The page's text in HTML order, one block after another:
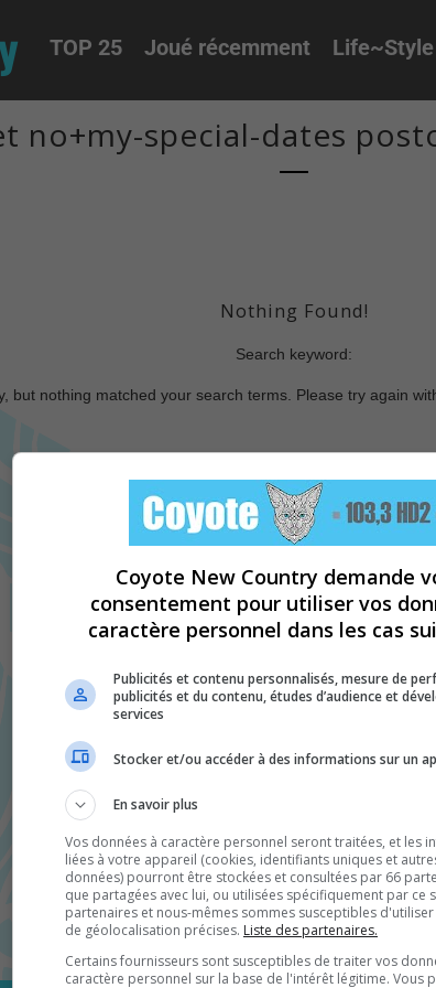
TOP 25 Joué récemment
no+my-special-dates
Nothing Found!
Search keyword:
but nothing matched your search terms. Please try again
Coyote New Country demande
consentement pour utiliser vos
caractère personnel dans les cas
Publicités et contenu personnalisés, mesure de
publicités et du contenu, études d’audience et
services
Stocker et/ou accéder à des informations sur un
En savoir plus
Vos données à caractère personnel seront traitées, et les
liées à votre appareil (cookies, identifiants uniques et
données) pourront être stockées et consultées par 66
que partagées avec lui, ou utilisées spécifiquement par ce
partenaires et nous-mêmes sommes susceptibles
de géolocalisation précises. Liste des partenaires.
Certains fournisseurs sont susceptibles de traiter vos
caractère personnel sur la base de l'intérêt légitime. Vous